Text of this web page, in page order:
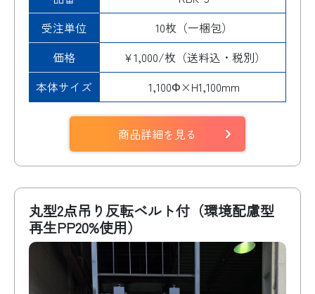
受注単位
10枚（一梱包）
価格
¥1,000/枚（送料込・税別）
本体サイズ
1,100Φ×H1,100mm
商品詳細を見る
丸型2点吊り反転ベルト付（環境配慮型
再生PP20%使用）